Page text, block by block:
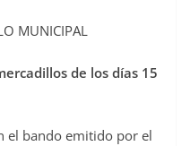
MUNICIPAL
de los días 15
el bando emitido por el